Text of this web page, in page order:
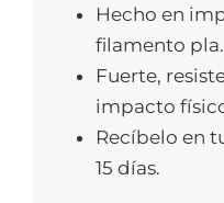
Hecho en
filamento pla.
Fuerte,
impacto
Recíbelo en
15 días.